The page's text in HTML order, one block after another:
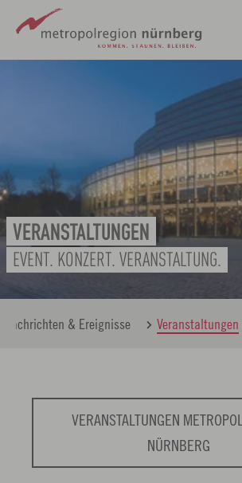
VERANSTALTUNGEN
EVENT. KONZERT. VERANSTALTUNG.
Nachrichten & Ereignisse Veranstaltungen
VERANSTALTUNGEN
NÜRNBERG